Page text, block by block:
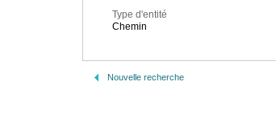
Type d'entité
Chemin
Nouvelle recherche